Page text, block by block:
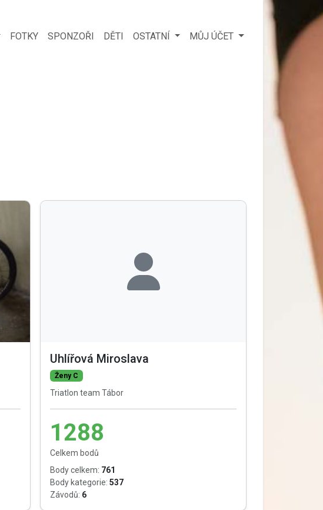
FOTKY SPONZOŘI DĚTI OSTATNÍ MŮJ ÚČET
Uhlířová Miroslava
Ženy C
Triatlon team Tábor
1288
Celkem bodů
Body celkem: 761
Body kategorie: 537
Závodů: 6